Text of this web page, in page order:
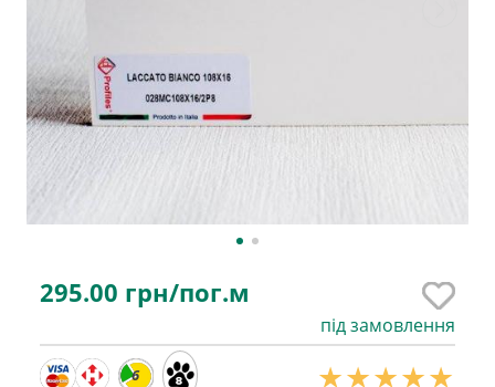
295.00 грн/пог.м
під замовлення
6